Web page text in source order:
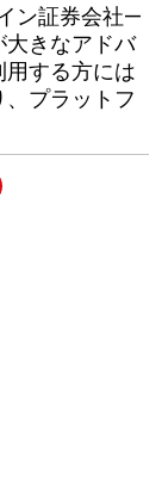
ン証券会社—
きなアドバ
する方には
プラットフ